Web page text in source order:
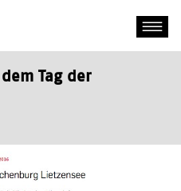
Tag der